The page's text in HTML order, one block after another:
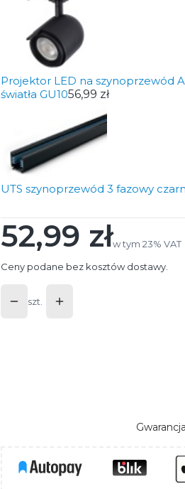
Projektor LED na szynoprzewód
światła GU1056,99 zł
UTS szynoprzewód 3 fazowy
Cena
52,99 złw tym 23% VAT
w tym 23% VAT
Ceny podane bez kosztów dostawy.
szt.